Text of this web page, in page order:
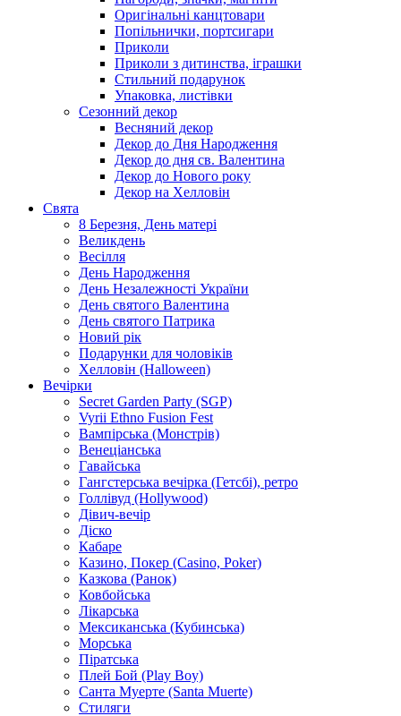
Оригінальні канцтовари
Попільнички, портсигари
Приколи
Приколи з дитинства, іграшки
Стильний подарунок
Упаковка, листівки
Сезонний декор
Весняний декор
Декор до Дня Народження
Декор до дня св. Валентина
Декор до Нового року
Декор на Хелловін
Свята
8 Березня, День матері
Великдень
Весілля
День Народження
День Незалежності України
День святого Валентина
День святого Патрика
Новий рік
Подарунки для чоловіків
Хелловін (Halloween)
Вечірки
Secret Garden Party (SGP)
Vyrii Ethno Fusion Fest
Вампірська (Монстрів)
Венеціанська
Гавайська
Гангстерська вечірка (Гетсбі), ретро
Голлівуд (Hollywood)
Дівич-вечір
Діско
Кабаре
Казино, Покер (Casino, Poker)
Казкова (Ранок)
Ковбойська
Лікарська
Мексиканська (Кубинська)
Морська
Піратська
Плей Бой (Play Boy)
Санта Муерте (Santa Muerte)
Стиляги